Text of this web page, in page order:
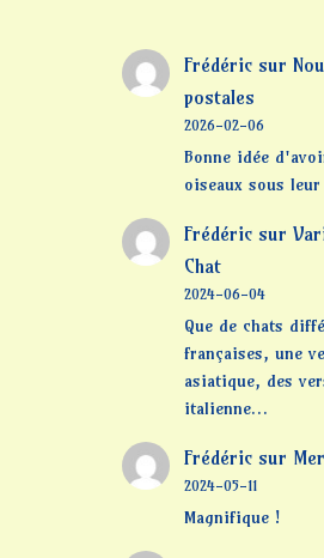
Frédéric sur
postales
2026-02-06
Bonne idée
oiseaux sous
Frédéric sur
Chat
2024-06-04
Que de chats
françaises, une
asiatique, des
italienne…
Frédéric sur
2024-05-11
Magnifique !